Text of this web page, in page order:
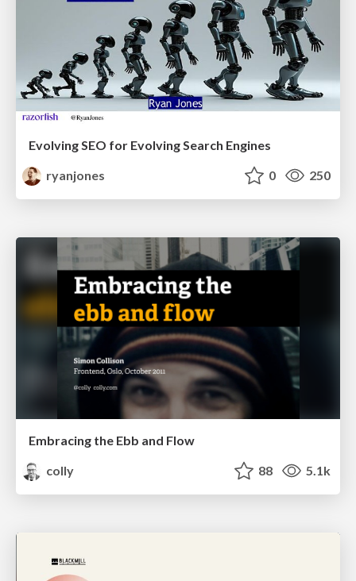
Evolving SEO for Evolving Search Engines
ryanjones
0 250
Embracing the Ebb and Flow
colly
88 5.1k